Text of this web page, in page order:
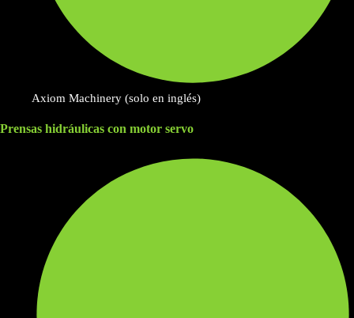
Axiom Machinery (solo en inglés)
Prensas hidráulicas con motor servo